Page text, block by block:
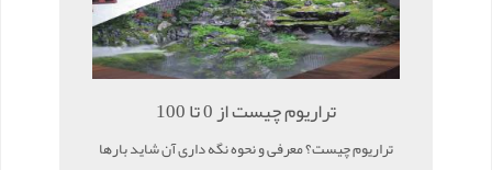
تراریوم چیست از 0 تا 100
تراریوم چیست؟ معرفی و نحوه نگه داری آن شاید بارها